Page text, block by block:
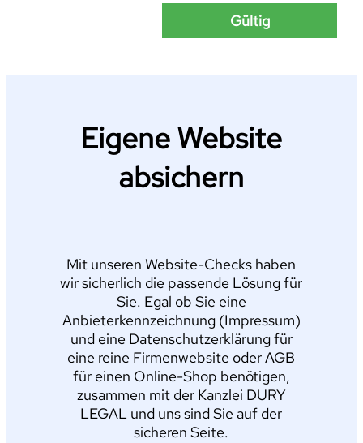
Gültig
Eigene Website
absichern
Mit unseren Website-Checks haben
wir sicherlich die passende Lösung für
Sie. Egal ob Sie eine
Anbieterkennzeichnung (Impressum)
und eine Datenschutzerklärung für
eine reine Firmenwebsite oder AGB
für einen Online-Shop benötigen,
zusammen mit der Kanzlei DURY
LEGAL und uns sind Sie auf der
sicheren Seite.